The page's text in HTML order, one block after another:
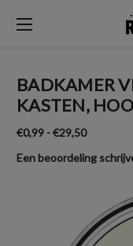
BADKAMER
KASTEN,
€0,99 - €29,50
Een beoordeling